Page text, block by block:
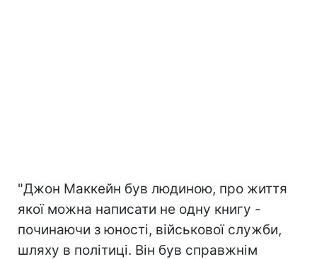
"Джон Маккейн був людиною, про життя
якої можна написати не одну книгу -
починаючи з юності, військової служби,
шляху в політиці. Він був справжнім